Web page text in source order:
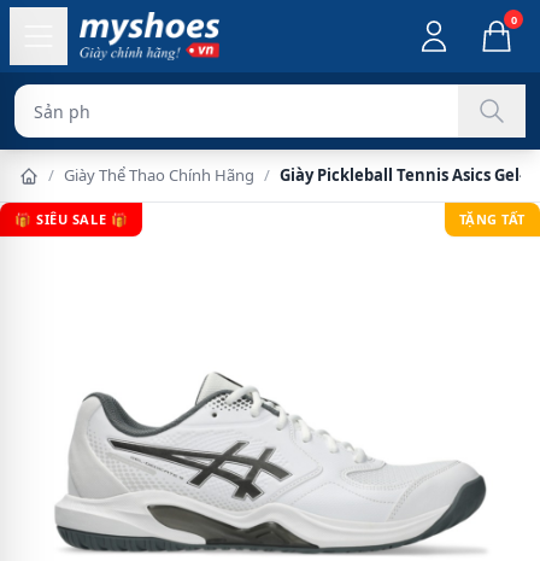
0
Sản phẩm chính hã
/ Giày Thể Thao Chính Hãng / Giày Pickleball Tennis Asics Gel-
🎁 SIÊU SALE 🎁 TẶNG TẤT